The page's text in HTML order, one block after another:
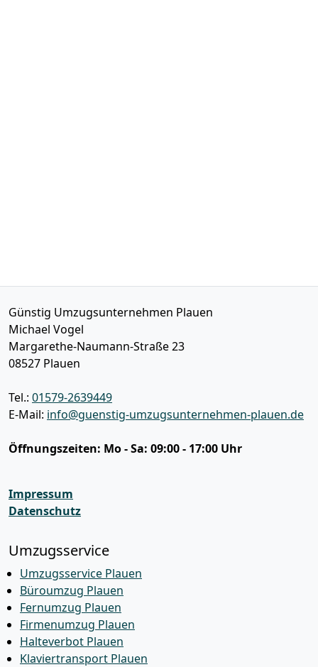
Günstig Umzugsunternehmen Plauen
Michael Vogel
Margarethe-Naumann-Straße 23
08527 Plauen
Tel.: 01579-2639449
E-Mail: info@guenstig-umzugsunternehmen-plauen.de
Öffnungszeiten: Mo - Sa: 09:00 - 17:00 Uhr
Impressum
Datenschutz
Umzugsservice
Umzugsservice Plauen
Büroumzug Plauen
Fernumzug Plauen
Firmenumzug Plauen
Halteverbot Plauen
Klaviertransport Plauen